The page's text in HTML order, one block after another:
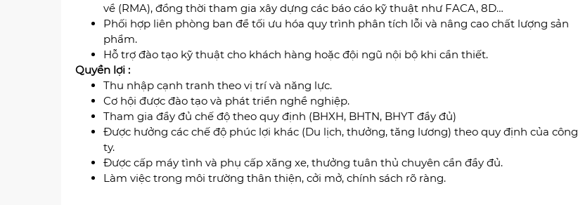
về (RMA), đồng thời tham gia xây dựng các báo cáo kỹ thuật như FACA, 8D…
Phối hợp liên phòng ban để tối ưu hóa quy trình phân tích lỗi và nâng cao chất lượng sản
phẩm.
Hỗ trợ đào tạo kỹ thuật cho khách hàng hoặc đội ngũ nội bộ khi cần thiết.
Quyền lợi :
Thu nhập cạnh tranh theo vị trí và năng lực.
Cơ hội được đào tạo và phát triển nghề nghiệp.
Tham gia đầy đủ chế độ theo quy định (BHXH, BHTN, BHYT đầy đủ)
Được hưởng các chế độ phúc lợi khác (Du lịch, thưởng, tăng lương) theo quy định của công
ty.
Được cấp máy tình và phụ cấp xăng xe, thưởng tuân thủ chuyên cần đầy đủ.
Làm việc trong môi trường thân thiện, cởi mở, chính sách rõ ràng.